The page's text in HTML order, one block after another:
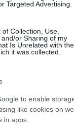
Targeted Advertising.
Collection, Use,
or Sharing of my
Is Unrelated with the
it was collected.
to enable
like cookies on
in apps.
augusztus 06
LUXURY – A KÍNAI
augusztus 06|